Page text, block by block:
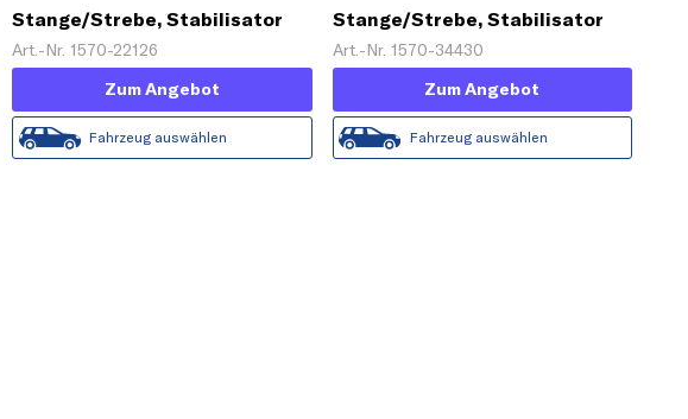
Stange/Strebe, Stabilisator
'PROKIT'
Art.-Nr. 1570-22126
Zum Angebot
Fahrzeug auswählen
Stange/Strebe, Stabilisator
'PROKIT'
Art.-Nr. 1570-34430
Zum Angebot
Fahrzeug auswählen